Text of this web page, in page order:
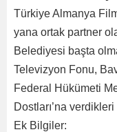
Türkiye Almanya
yana ortak partner
Belediyesi başta
Televizyon Fonu,
Federal Hükümeti
Dostları’na
Ek Bilgiler: